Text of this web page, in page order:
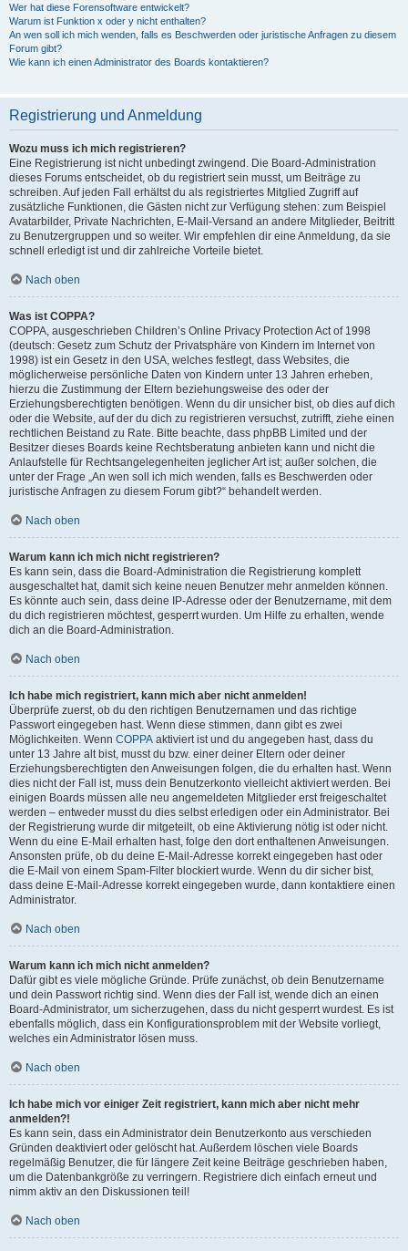
Wer hat diese Forensoftware entwickelt?
Warum ist Funktion x oder y nicht enthalten?
An wen soll ich mich wenden, falls es Beschwerden oder juristische Anfragen zu diesem
Forum gibt?
Wie kann ich einen Administrator des Boards kontaktieren?
Registrierung und Anmeldung
Wozu muss ich mich registrieren?
Eine Registrierung ist nicht unbedingt zwingend. Die Board-Administration
dieses Forums entscheidet, ob du registriert sein musst, um Beiträge zu
schreiben. Auf jeden Fall erhältst du als registriertes Mitglied Zugriff auf
zusätzliche Funktionen, die Gästen nicht zur Verfügung stehen: zum Beispiel
Avatarbilder, Private Nachrichten, E-Mail-Versand an andere Mitglieder, Beitritt
zu Benutzergruppen und so weiter. Wir empfehlen dir eine Anmeldung, da sie
schnell erledigt ist und dir zahlreiche Vorteile bietet.
Nach oben
Was ist COPPA?
COPPA, ausgeschrieben Children’s Online Privacy Protection Act of 1998
(deutsch: Gesetz zum Schutz der Privatsphäre von Kindern im Internet von
1998) ist ein Gesetz in den USA, welches festlegt, dass Websites, die
möglicherweise persönliche Daten von Kindern unter 13 Jahren erheben,
hierzu die Zustimmung der Eltern beziehungsweise des oder der
Erziehungsberechtigten benötigen. Wenn du dir unsicher bist, ob dies auf dich
oder die Website, auf der du dich zu registrieren versuchst, zutrifft, ziehe einen
rechtlichen Beistand zu Rate. Bitte beachte, dass phpBB Limited und der
Besitzer dieses Boards keine Rechtsberatung anbieten kann und nicht die
Anlaufstelle für Rechtsangelegenheiten jeglicher Art ist; außer solchen, die
unter der Frage „An wen soll ich mich wenden, falls es Beschwerden oder
juristische Anfragen zu diesem Forum gibt?“ behandelt werden.
Nach oben
Warum kann ich mich nicht registrieren?
Es kann sein, dass die Board-Administration die Registrierung komplett
ausgeschaltet hat, damit sich keine neuen Benutzer mehr anmelden können.
Es könnte auch sein, dass deine IP-Adresse oder der Benutzername, mit dem
du dich registrieren möchtest, gesperrt wurden. Um Hilfe zu erhalten, wende
dich an die Board-Administration.
Nach oben
Ich habe mich registriert, kann mich aber nicht anmelden!
Überprüfe zuerst, ob du den richtigen Benutzernamen und das richtige
Passwort eingegeben hast. Wenn diese stimmen, dann gibt es zwei
Möglichkeiten. Wenn COPPA aktiviert ist und du angegeben hast, dass du
unter 13 Jahre alt bist, musst du bzw. einer deiner Eltern oder deiner
Erziehungsberechtigten den Anweisungen folgen, die du erhalten hast. Wenn
dies nicht der Fall ist, muss dein Benutzerkonto vielleicht aktiviert werden. Bei
einigen Boards müssen alle neu angemeldeten Mitglieder erst freigeschaltet
werden – entweder musst du dies selbst erledigen oder ein Administrator. Bei
der Registrierung wurde dir mitgeteilt, ob eine Aktivierung nötig ist oder nicht.
Wenn du eine E-Mail erhalten hast, folge den dort enthaltenen Anweisungen.
Ansonsten prüfe, ob du deine E-Mail-Adresse korrekt eingegeben hast oder
die E-Mail von einem Spam-Filter blockiert wurde. Wenn du dir sicher bist,
dass deine E-Mail-Adresse korrekt eingegeben wurde, dann kontaktiere einen
Administrator.
Nach oben
Warum kann ich mich nicht anmelden?
Dafür gibt es viele mögliche Gründe. Prüfe zunächst, ob dein Benutzername
und dein Passwort richtig sind. Wenn dies der Fall ist, wende dich an einen
Board-Administrator, um sicherzugehen, dass du nicht gesperrt wurdest. Es ist
ebenfalls möglich, dass ein Konfigurationsproblem mit der Website vorliegt,
welches ein Administrator lösen muss.
Nach oben
Ich habe mich vor einiger Zeit registriert, kann mich aber nicht mehr
anmelden?!
Es kann sein, dass ein Administrator dein Benutzerkonto aus verschieden
Gründen deaktiviert oder gelöscht hat. Außerdem löschen viele Boards
regelmäßig Benutzer, die für längere Zeit keine Beiträge geschrieben haben,
um die Datenbankgröße zu verringern. Registriere dich einfach erneut und
nimm aktiv an den Diskussionen teil!
Nach oben